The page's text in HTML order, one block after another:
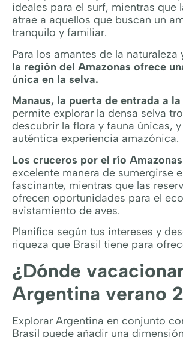
ideales para el surf, mientras que
atrae a aquellos que buscan un
tranquilo y familiar.
Para los amantes de la naturaleza
la región del Amazonas ofrece
única en la selva.
Manaus, la puerta de entrada a
permite explorar la densa selva
descubrir la flora y fauna únicas,
auténtica experiencia amazónica.
Los cruceros por el río Amazonas
excelente manera de sumergirse
fascinante, mientras que las
ofrecen oportunidades para el
avistamiento de aves.
Planifica según tus intereses y
riqueza que Brasil tiene para
¿Dónde
Argentina verano
Explorar Argentina en conjunto
Brasil puede añadir una